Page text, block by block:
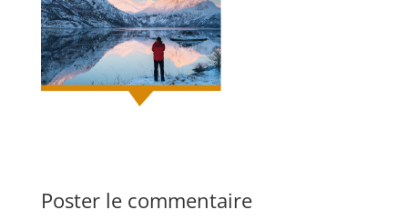
Poster le commentaire